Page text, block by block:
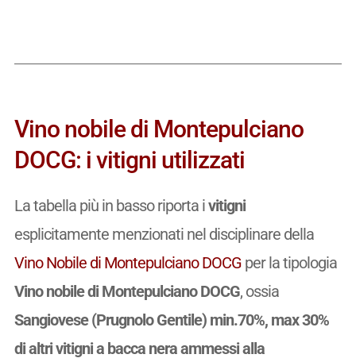
Vino nobile di Montepulciano
DOCG: i vitigni utilizzati
La tabella più in basso riporta ivitigni
esplicitamente menzionati nel disciplinare della
Vino Nobile di Montepulciano DOCGper la tipologia
Vino nobile di Montepulciano DOCG, ossia
Sangiovese (Prugnolo Gentile) min.70%, max 30%
di altri vitigni a bacca nera ammessi alla